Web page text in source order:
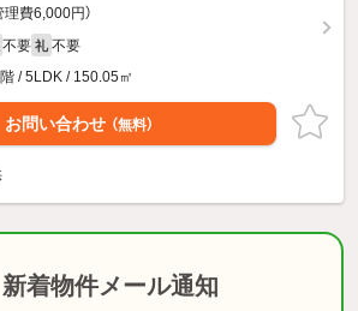
理費6,000円）
不要 礼 不要
/ 5LDK / 150.05㎡
お問い合わせ （無料）
新着物件メール通知